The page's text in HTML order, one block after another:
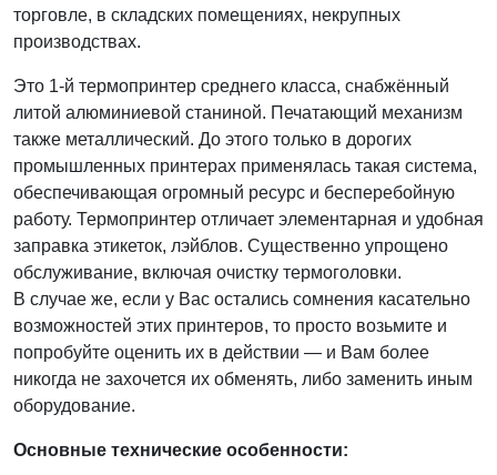
торговле, в складских помещениях, некрупных
производствах.
Это 1-й термопринтер среднего класса, снабжённый
литой алюминиевой станиной. Печатающий механизм
также металлический. До этого только в дорогих
промышленных принтерах применялась такая система,
обеспечивающая огромный ресурс и бесперебойную
работу. Термопринтер отличает элементарная и удобная
заправка этикеток, лэйблов. Существенно упрощено
обслуживание, включая очистку термоголовки.
В случае же, если у Вас остались сомнения касательно
возможностей этих принтеров, то просто возьмите и
попробуйте оценить их в действии — и Вам более
никогда не захочется их обменять, либо заменить иным
оборудование.
Основные технические особенности: